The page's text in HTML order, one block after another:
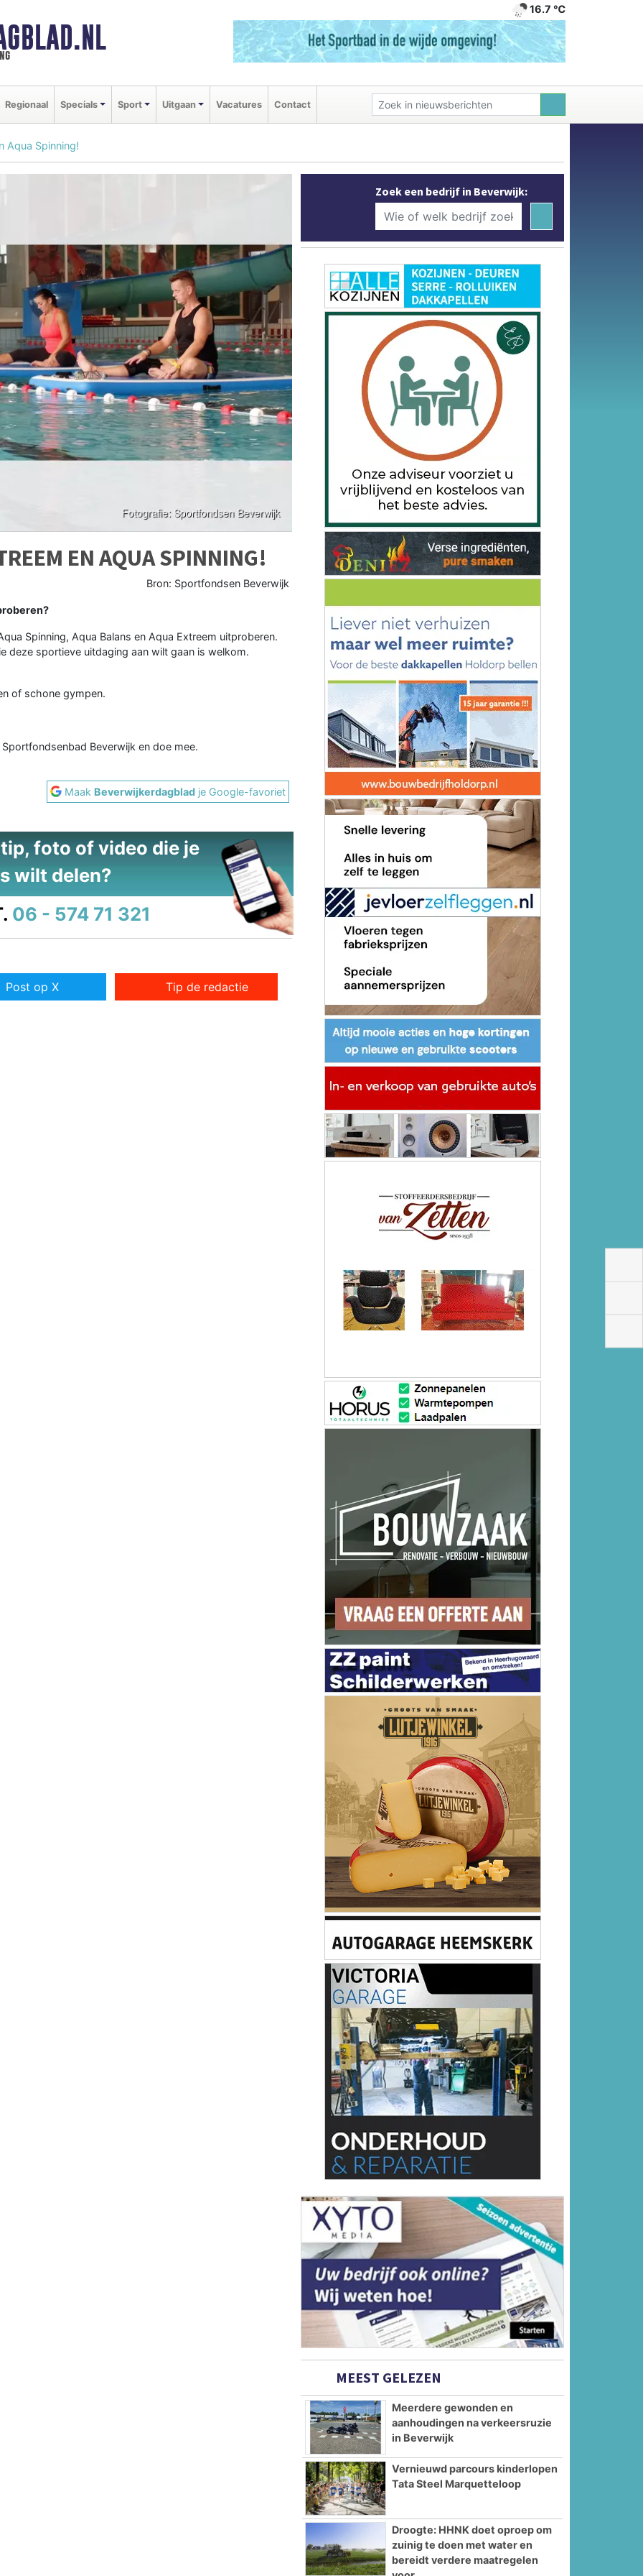
16.7 ℃
Regionaal Specials Sport Uitgaan Vacatures Contact
Aqua Spinning!
EN AQUA SPINNING!
Bron: Sportfondsen Beverwijk
Spinning, Aqua Balans en Aqua Extreem uitproberen.
deze sportieve uitdaging aan wilt gaan is welkom.
of schone gympen.
Beverwijk en doe mee.
Maak Beverwijkerdagblad je Google-favoriet
foto of video die je
wilt delen?
06 - 574 71 321
Post op X Tip de redactie
Zoek een bedrijf in Beverwijk:
MEEST GELEZEN
Meerdere gewonden en
aanhoudingen na verkeersruzie
in Beverwijk
Vernieuwd parcours kinderlopen
Tata Steel Marquetteloop
Droogte: HHNK doet oproep om
zuinig te doen met water en
bereidt verdere maatregelen